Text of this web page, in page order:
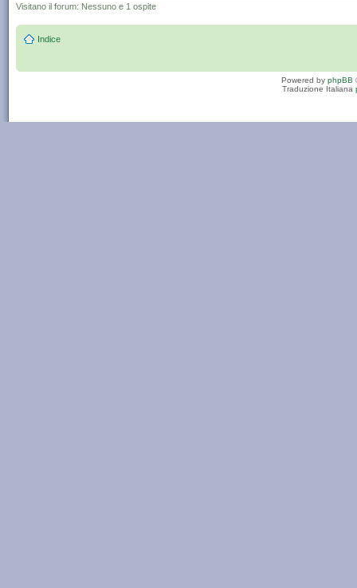
Visitano il forum: Nessuno e 1 ospite
Indice
Powered by phpBB
Traduzione Italiana